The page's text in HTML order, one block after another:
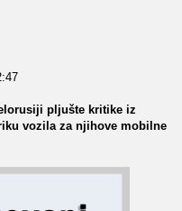
pljušte kritike iz
vozila za njihove mobilne